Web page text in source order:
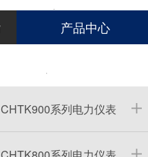
产品中心
CHTK900系列电力仪表